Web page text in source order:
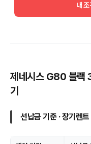
내
제네시스 G80 블랙
기
선납금 기준 · 장기렌